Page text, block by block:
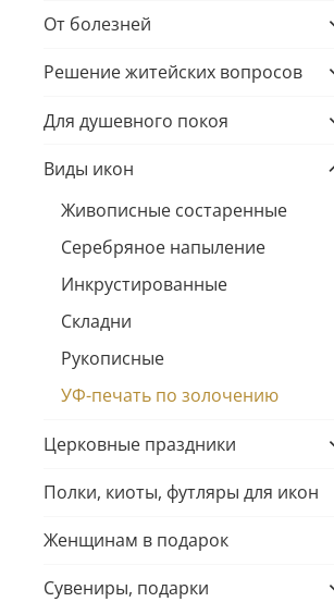
От болезней
Решение житейских вопросов
Для душевного покоя
Виды икон
Живописные состаренные
Серебряное напыление
Инкрустированные
Складни
Рукописные
УФ-печать по золочению
Церковные праздники
Полки, киоты, футляры для икон
Женщинам в подарок
Сувениры, подарки